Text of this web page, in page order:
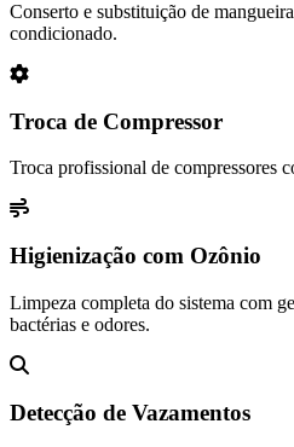
Conserto e substituição de
condicionado.
Troca de Compressor
Troca profissional de compressores
Higienização com Ozônio
Limpeza completa do sistema com
bactérias e odores.
Detecção de Vazamentos